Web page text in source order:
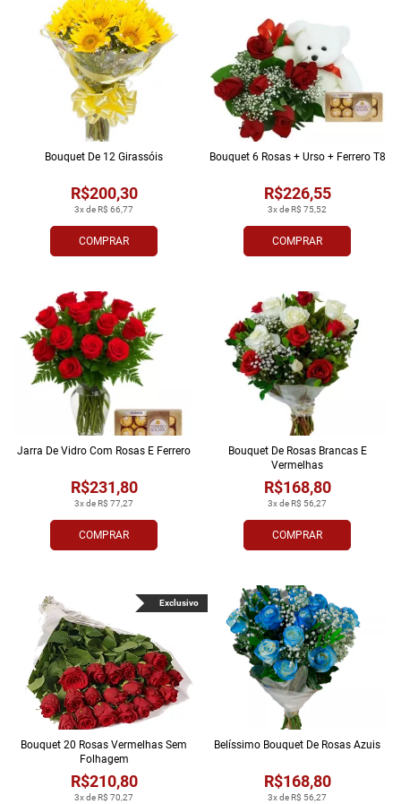
COMPRAR
3x de R$ 66,77
R$200,30
Bouquet De 12 Girassóis
COMPRAR
3x de R$ 75,52
R$226,55
Bouquet 6 Rosas + Urso + Ferrero T8
COMPRAR
3x de R$ 77,27
R$231,80
Jarra De Vidro Com Rosas E Ferrero
COMPRAR
3x de R$ 56,27
R$168,80
Bouquet De Rosas Brancas E
Vermelhas
3x de R$ 70,27
R$210,80
Bouquet 20 Rosas Vermelhas Sem
Folhagem
Exclusivo
3x de R$ 56,27
R$168,80
Belíssimo Bouquet De Rosas Azuis